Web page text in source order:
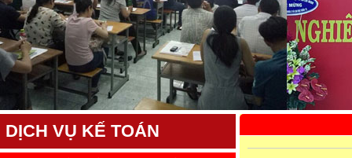
DỊCH VỤ KẾ TOÁN